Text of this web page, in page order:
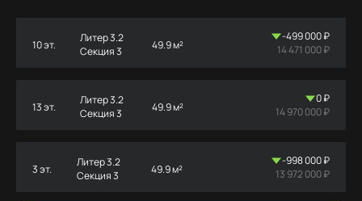
10 эт.
Литер 3.2
Секция 3
49.9 м²
-499 000 ₽
14 471 000 ₽
13 эт.
Литер 3.2
Секция 3
49.9 м²
0 ₽
14 970 000 ₽
3 эт.
Литер 3.2
Секция 3
49.9 м²
-998 000 ₽
13 972 000 ₽